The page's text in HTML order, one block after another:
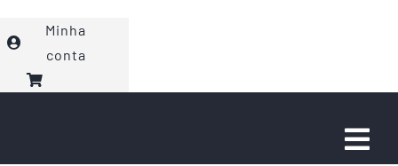
para
conteúdo
Minha
conta